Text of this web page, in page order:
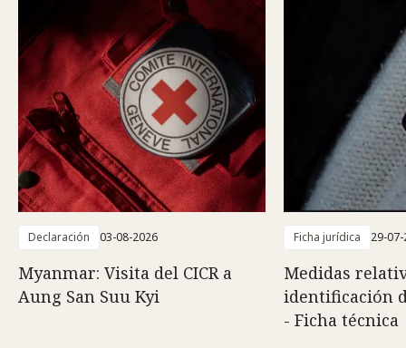
Declaración 03-08-2026
Myanmar: Visita del CICR a
Aung San Suu Kyi
Ficha jurídica 29-
Medidas
identificación
- Ficha técnica